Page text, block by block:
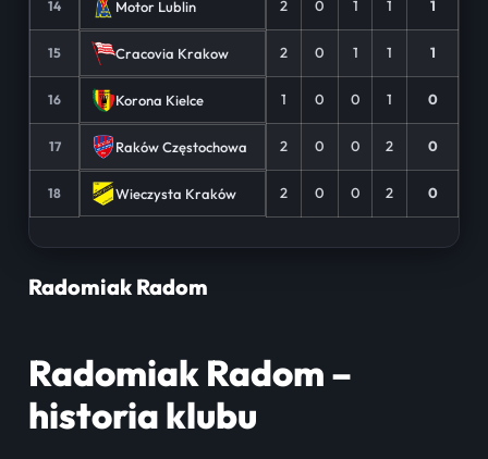
14 Motor Lublin 2 0 1 1 1
15 Cracovia Krakow 2 0 1 1 1
16 Korona Kielce 1 0 0 1 0
17 Raków Częstochowa 2 0 0 2 0
18 Wieczysta Kraków 2 0 0 2 0
Radomiak Radom
Radomiak Radom –
historia klubu